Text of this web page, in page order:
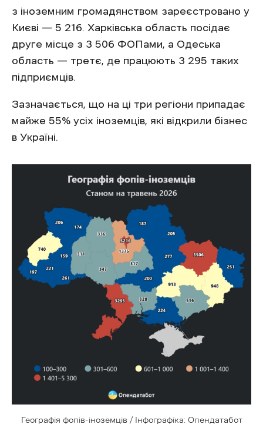
з іноземним громадянством зареєстровано у
Києві — 5 216. Харківська область посідає
друге місце з 3 506 ФОПами, а Одеська
область — третє, де працюють 3 295 таких
підприємців.
Зазначається, що на ці три регіони припадає
майже 55% усіх іноземців, які відкрили бізнес
в Україні.
Географія фопів-іноземців / Інфографіка: Опендатабот